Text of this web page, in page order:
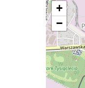
+
−